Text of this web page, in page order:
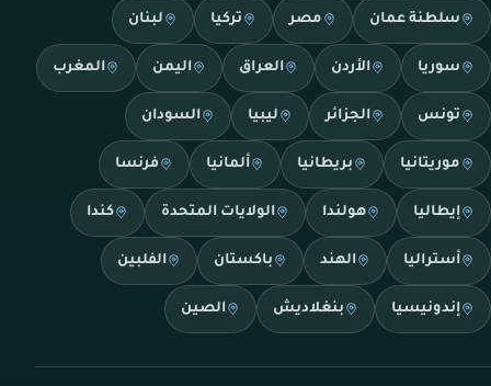
سلطنة عمان مصر تركيا لبنان
سوريا الأردن العراق اليمن المغرب
تونس الجزائر ليبيا السودان
موريتانيا بريطانيا ألمانيا فرنسا
إيطاليا هولندا الولايات المتحدة كندا
أستراليا الهند باكستان الفلبين
إندونيسيا بنغلاديش الصين